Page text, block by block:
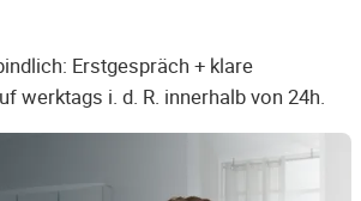
Erstgespräch + klare
werktags i. d. R. innerhalb von 24h.